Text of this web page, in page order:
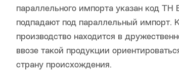
параллельного импорта указан код
подпадают под параллельный импорт.
производство находится в
ввозе такой продукции
страну происхождения.